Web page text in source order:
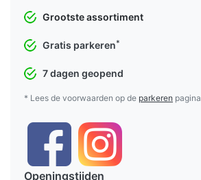
Grootste assortiment
Gratis parkeren*
7 dagen geopend
* Lees de voorwaarden op de parkeren pagina
Openingstijden